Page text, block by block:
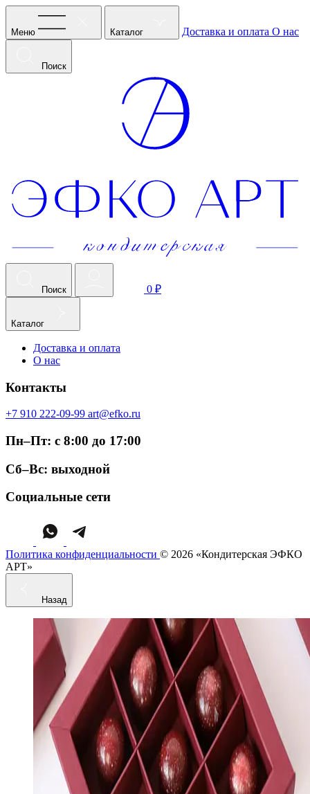
Меню Каталог Доставка и оплата О нас
Поиск
Поиск 0 ₽
Каталог
Доставка и оплата
О нас
Контакты
+7 910 222-09-99 art@efko.ru
Пн–Пт: с 8:00 до 17:00
Сб–Вс: выходной
Социальные сети
Политика конфиденциальности © 2026 «Кондитерская ЭФКО
АРТ»
Назад